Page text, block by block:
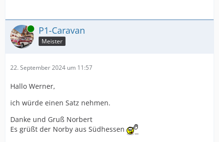
Online P1-Caravan
Meister
22. September 2024 um 11:57
Hallo Werner,
ich würde einen Satz nehmen.
Danke und Gruß Norbert
Es grüßt der Norby aus Südhessen